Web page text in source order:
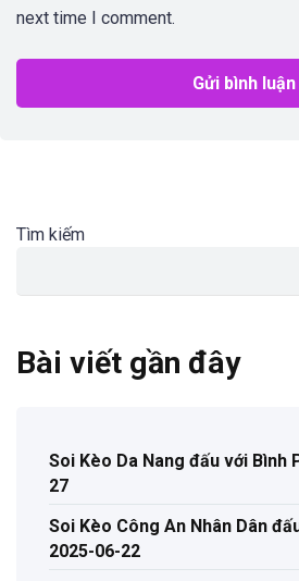
next time I comment.
Tìm kiếm
Bài viết gần đây
Soi Kèo Da Nang đấu với Bình
27
Soi Kèo Công An Nhân Dân
2025-06-22